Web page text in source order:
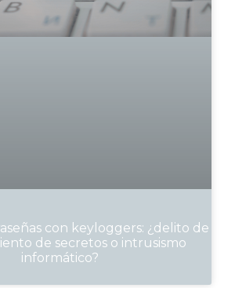
con keyloggers: ¿delito de
de secretos o intrusismo
informático?